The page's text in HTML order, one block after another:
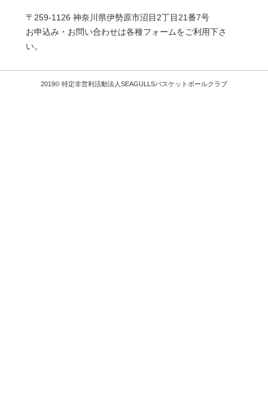
〒259-1126 神奈川県伊勢原市沼目2丁目21番7号
お申込み・お問い合わせは各種フォームをご利用下さ
い。
2019© 特定非営利活動法人SEAGULLSバスケットボールクラブ